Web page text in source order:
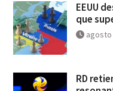
EEUU
que
agosto
RD